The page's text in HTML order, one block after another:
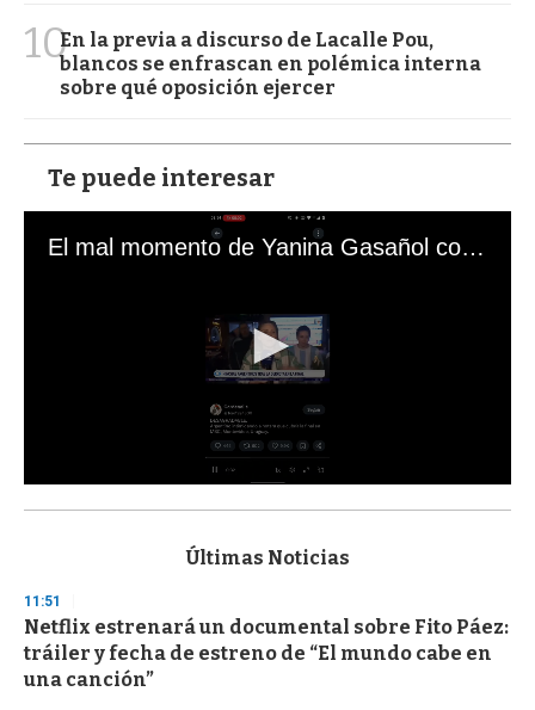
10En la previa a discurso de Lacalle Pou,
blancos se enfrascan en polémica interna
sobre qué oposición ejercer
Te puede interesar
El mal momento de Yanina Gasañol con un hincha argentino en "Subrayado"
s
d
s
o
f
3
Últimas Noticias
11:51
Netflix estrenará un documental sobre Fito Páez:
tráiler y fecha de estreno de “El mundo cabe en
una canción”